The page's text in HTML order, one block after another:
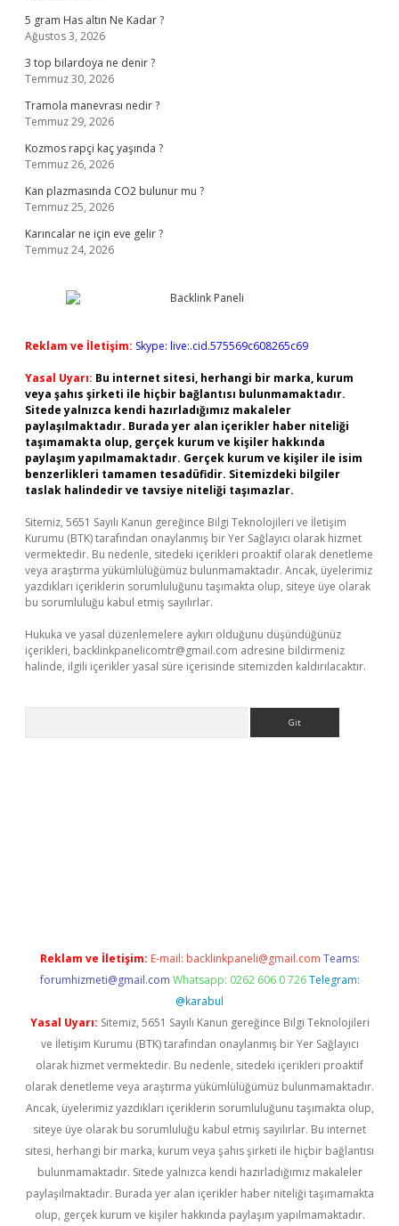
5 gram Has altın Ne Kadar ?
Ağustos 3, 2026
3 top bilardoya ne denir ?
Temmuz 30, 2026
Tramola manevrası nedir ?
Temmuz 29, 2026
Kozmos rapçi kaç yaşında ?
Temmuz 26, 2026
Kan plazmasında CO2 bulunur mu ?
Temmuz 25, 2026
Karıncalar ne için eve gelir ?
Temmuz 24, 2026
Reklam ve İletişim: Skype: live:.cid.575569c608265c69
Yasal Uyarı: Bu internet sitesi, herhangi bir marka, kurum
veya şahıs şirketi ile hiçbir bağlantısı bulunmamaktadır.
Sitede yalnızca kendi hazırladığımız makaleler
paylaşılmaktadır. Burada yer alan içerikler haber niteliği
taşımamakta olup, gerçek kurum ve kişiler hakkında
paylaşım yapılmamaktadır. Gerçek kurum ve kişiler ile isim
benzerlikleri tamamen tesadüfidir. Sitemizdeki bilgiler
taslak halindedir ve tavsiye niteliği taşımazlar.
Sitemiz, 5651 Sayılı Kanun gereğince Bilgi Teknolojileri ve İletişim
Kurumu (BTK) tarafından onaylanmış bir Yer Sağlayıcı olarak hizmet
vermektedir. Bu nedenle, sitedeki içerikleri proaktif olarak denetleme
veya araştırma yükümlülüğümüz bulunmamaktadır. Ancak, üyelerimiz
yazdıkları içeriklerin sorumluluğunu taşımakta olup, siteye üye olarak
bu sorumluluğu kabul etmiş sayılırlar.
Hukuka ve yasal düzenlemelere aykırı olduğunu düşündüğünüz
içerikleri, backlinkpanelicomtr@gmail.com adresine bildirmeniz
halinde, ilgili içerikler yasal süre içerisinde sitemizden kaldırılacaktır.
Reklam ve İletişim: E-mail: backlinkpaneli@gmail.com Teams:
forumhizmeti@gmail.com Whatsapp: 0262 606 0 726 Telegram:
@karabul
Yasal Uyarı: Sitemiz, 5651 Sayılı Kanun gereğince Bilgi Teknolojileri
ve İletişim Kurumu (BTK) tarafından onaylanmış bir Yer Sağlayıcı
olarak hizmet vermektedir. Bu nedenle, sitedeki içerikleri proaktif
olarak denetleme veya araştırma yükümlülüğümüz bulunmamaktadır.
Ancak, üyelerimiz yazdıkları içeriklerin sorumluluğunu taşımakta olup,
siteye üye olarak bu sorumluluğu kabul etmiş sayılırlar. Bu internet
sitesi, herhangi bir marka, kurum veya şahıs şirketi ile hiçbir bağlantısı
bulunmamaktadır. Sitede yalnızca kendi hazırladığımız makaleler
paylaşılmaktadır. Burada yer alan içerikler haber niteliği taşımamakta
olup, gerçek kurum ve kişiler hakkında paylaşım yapılmamaktadır.